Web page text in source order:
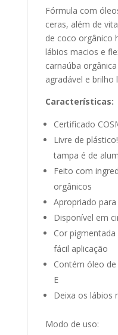
Fórmula com
ceras, além de
de coco orgânico
lábios macios e
carnaúba
agradável e brilho
Características:
Certificado
Livre de
tampa é de
Feito com
orgânicos
Apropriado
Disponível em
Cor
fácil aplicação
Contém óleo
E
Deixa os lábios
Modo de uso: